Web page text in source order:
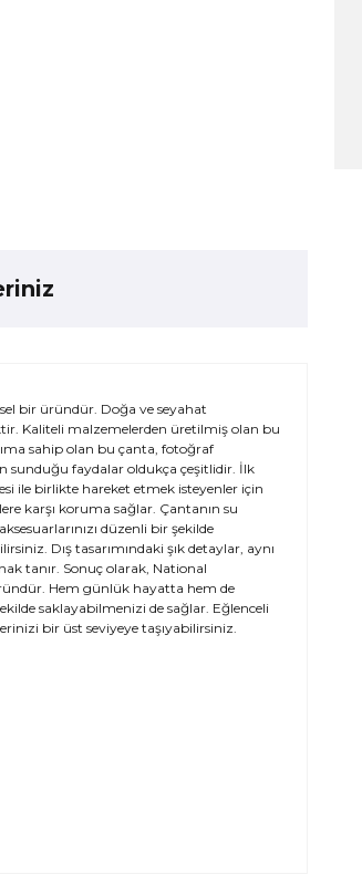
bir üründür. Doğa ve seyahat
Kaliteli malzemelerden üretilmiş olan bu
sahip olan bu çanta, fotoğraf
sunduğu faydalar oldukça çeşitlidir. İlk
ile birlikte hareket etmek isteyenler için
karşı koruma sağlar. Çantanın su
düzenli bir şekilde
Dış tasarımındaki şık detaylar, aynı
tanır. Sonuç olarak, National
Hem günlük hayatta hem de
saklayabilmenizi de sağlar. Eğlenceli
bir üst seviyeye taşıyabilirsiniz.